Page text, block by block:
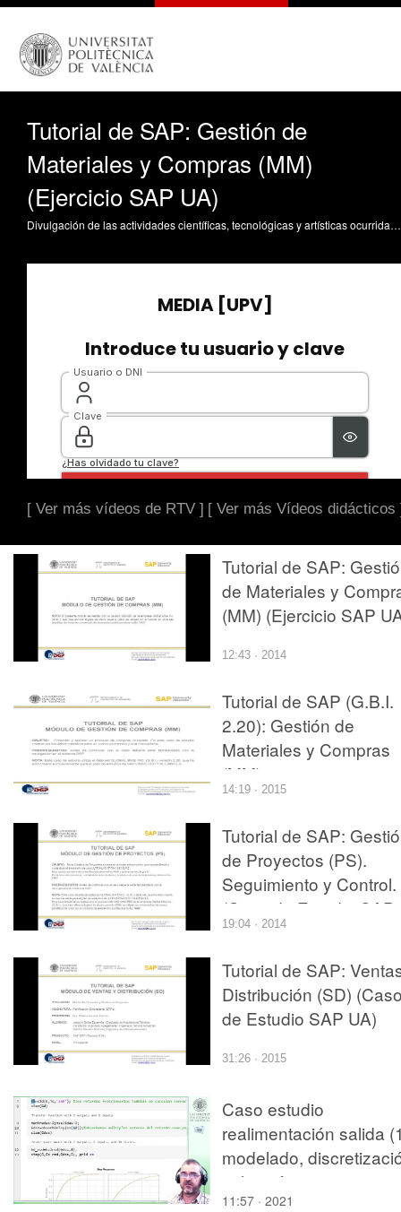
Tutorial de SAP: Gestión de
Materiales y Compras (MM)
(Ejercicio SAP UA)
Divulgación de las actividades científicas, tecnológicas y artísticas ocurridas en los tres campus de la UPV
[ Ver más vídeos de RTV ] [ Ver más Vídeos didácticos
Tutorial de SAP:
de Materiales y
(MM) (Ejercicio SAP
12:43 · 2014
Tutorial de SAP (G.B.I.
2.20): Gestión de
Materiales y Compras
(MM)
14:19 · 2015
Tutorial de SAP:
de Proyectos (PS).
Seguimiento y Control.
(Caso de Estudio SAP
UA)
19:04 · 2014
Tutorial de SAP:
Distribución (SD)
de Estudio SAP UA)
31:26 · 2015
Caso estudio
realimentación salida
modelado,
selección
especificaciones
11:57 · 2021